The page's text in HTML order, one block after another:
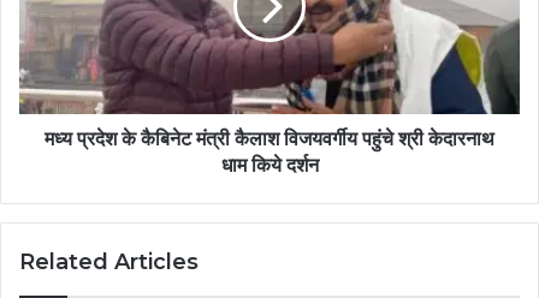
मध्य प्रदेश के कैबिनेट मंत्री कैलाश विजयवर्गीय पहुंचे श्री केदारनाथ
धाम किये दर्शन
Related Articles